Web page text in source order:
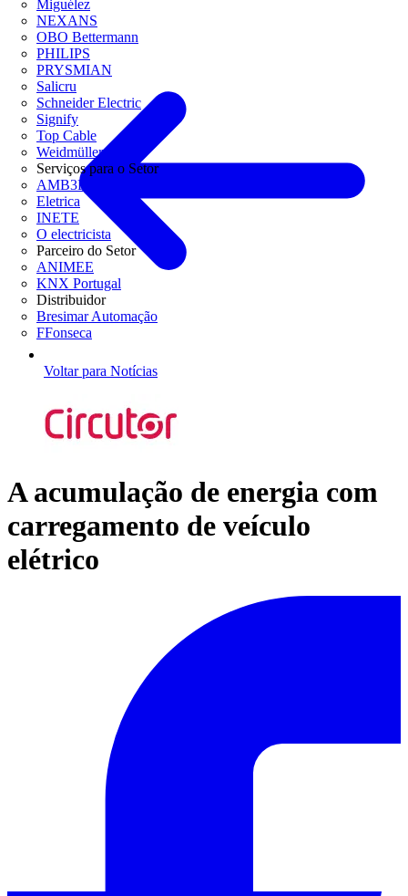
Miguélez
NEXANS
OBO Bettermann
PHILIPS
PRYSMIAN
Salicru
Schneider Electric
Signify
Top Cable
Weidmüller
Serviços para o Setor
AMB3E
Eletrica
INETE
O electricista
Parceiro do Setor
ANIMEE
KNX Portugal
Distribuidor
Bresimar Automação
FFonseca
Voltar para Notícias
A acumulação de energia com
carregamento de veículo
elétrico